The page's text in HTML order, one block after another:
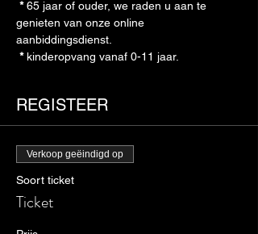
* 65 jaar of ouder, we raden u aan te
genieten van onze online
aanbiddingsdienst.
* kinderopvang vanaf 0-11 jaar.
REGISTEER
Verkoop geëindigd op
Soort ticket
Ticket